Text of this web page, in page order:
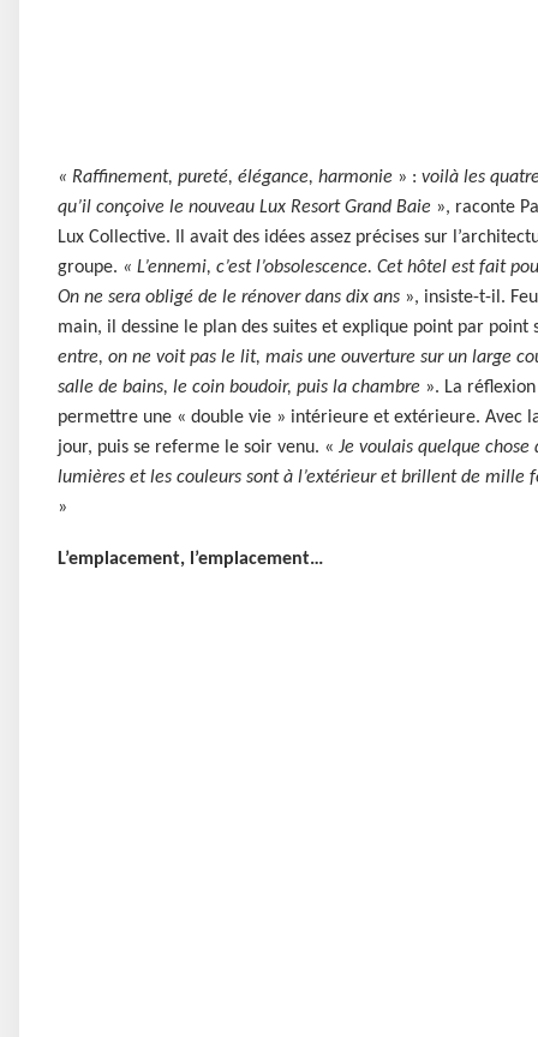
« Raffinement, pureté, élégance, harmonie » : voilà les
qu’il conçoive le nouveau Lux Resort Grand Baie », raconte
Lux Collective. Il avait des idées assez précises sur
groupe. « L’ennemi, c’est l’obsolescence. Cet hôtel est fait
On ne sera obligé de le rénover dans dix ans », insiste-t-il.
main, il dessine le plan des suites et explique point par
entre, on ne voit pas le lit, mais une ouverture sur un large
salle de bains, le coin boudoir, puis la chambre ». La
permettre une « double vie » intérieure et extérieure. Avec
jour, puis se referme le soir venu. « Je voulais quelque
lumières et les couleurs sont à l’extérieur et brillent de mille
»
L’emplacement, l’emplacement…